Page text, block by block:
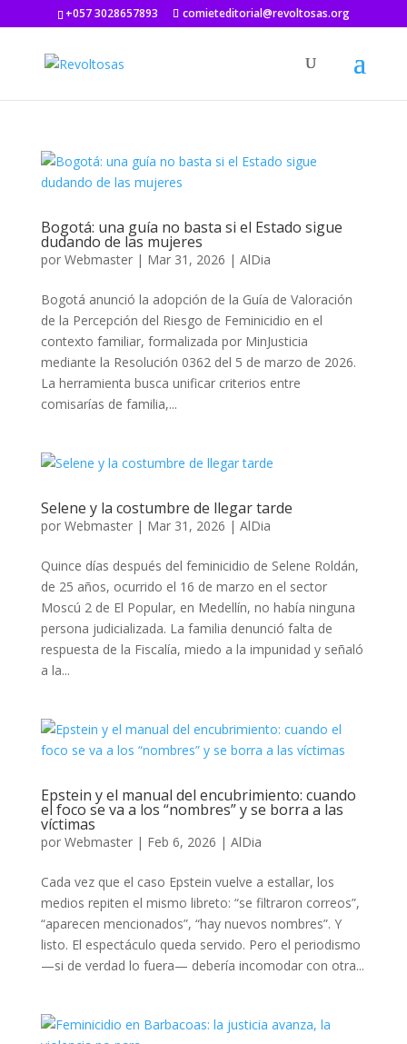
+057 3028657893 comieteditorial@revoltosas.org
Bogotá: una guía no basta si el Estado sigue
dudando de las mujeres
por Webmaster| Mar 31, 2026 | AlDia
Bogotá anunció la adopción de la Guía de Valoración
de la Percepción del Riesgo de Feminicidio en el
contexto familiar, formalizada por MinJusticia
mediante la Resolución 0362 del 5 de marzo de 2026.
La herramienta busca unificar criterios entre
comisarías de familia,...
Selene y la costumbre de llegar tarde
por Webmaster| Mar 31, 2026 | AlDia
Quince días después del feminicidio de Selene Roldán,
de 25 años, ocurrido el 16 de marzo en el sector
Moscú 2 de El Popular, en Medellín, no había ninguna
persona judicializada. La familia denunció falta de
respuesta de la Fiscalía, miedo a la impunidad y señaló
a la...
Epstein y el manual del encubrimiento: cuando
el foco se va a los “nombres” y se borra a las
víctimas
por Webmaster| Feb 6, 2026 | AlDia
Cada vez que el caso Epstein vuelve a estallar, los
medios repiten el mismo libreto: “se filtraron correos”,
“aparecen mencionados”, “hay nuevos nombres”. Y
listo. El espectáculo queda servido. Pero el periodismo
—si de verdad lo fuera— debería incomodar con otra...